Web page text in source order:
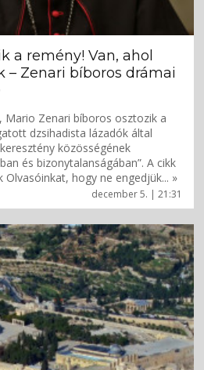
december 5. | 21:31
a remény! Van, ahol
– Zenari bíboros drámai
Mario Zenari bíboros osztozik a
dzsihadista lázadók által
közösségének
és bizonytalanságában”. A cikk
Olvasóinkat, hogy ne engedjük... »